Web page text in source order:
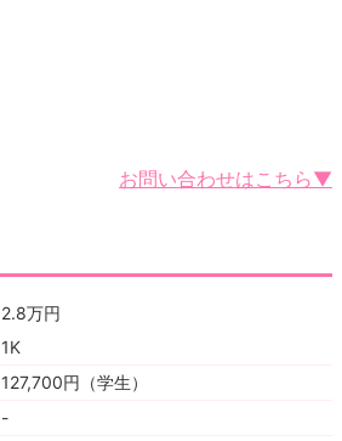
お問い合わせはこちら▼
2.8万円
1K
127,700円（学生）
-